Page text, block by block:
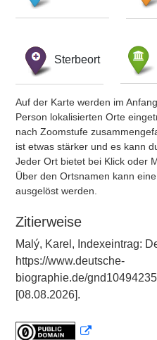
Sterbeort
Auf der Karte werden im
Person lokalisierten Orte
nach Zoomstufe
ist etwas stärker und es kann
Jeder Ort bietet bei Klick oder
Über den Ortsnamen kann
ausgelöst werden.
Zitierweise
Malý, Karel, Indexeintrag:
https://www.deutsche-
biographie.de/
[08.08.2026].